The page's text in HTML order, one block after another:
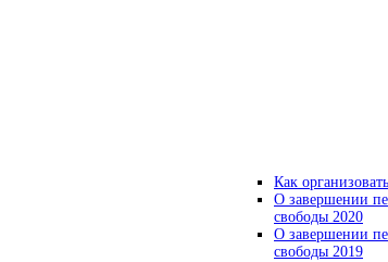
Как
О завершении
свободы 2020
О завершении
свободы 2019